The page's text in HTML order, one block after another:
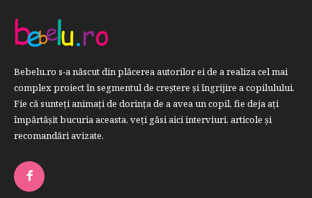
Bebelu.ro s-a născut din plăcerea autorilor ei de a realiza cel mai
complex proiect în segmentul de creştere şi îngrijire a copilulului.
Fie că sunteţi animaţi de dorinţa de a avea un copil, fie deja aţi
împărtăşit bucuria aceasta, veți găsi aici interviuri, articole şi
recomandări avizate.